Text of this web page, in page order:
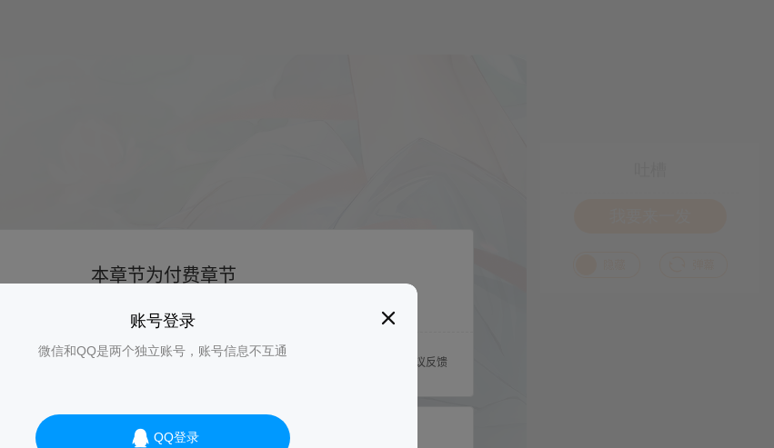
账号登录
微信和QQ是两个独立账号，账号信息不互通
QQ登录